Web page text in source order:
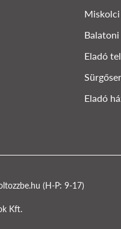
Eladó
Eladó
(H-P: 9-17)
Kft.